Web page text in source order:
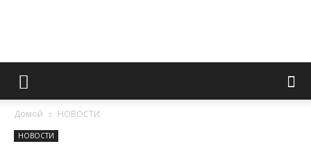
Информационно
Домой НОВОСТИ
НОВОСТИ